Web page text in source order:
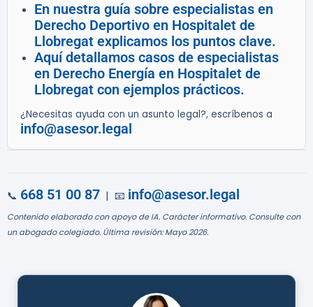
En nuestra guía sobre especialistas en
Derecho Deportivo en Hospitalet de
Llobregat explicamos los puntos clave.
Aquí detallamos casos de especialistas
en Derecho Energía en Hospitalet de
Llobregat con ejemplos prácticos.
¿Necesitas ayuda con un asunto legal?, escríbenos a
info@asesor.legal
📞 668 51 00 87 | 📧 info@asesor.legal
Contenido elaborado con apoyo de IA. Carácter informativo. Consulte con
un abogado colegiado. Última revisión: Mayo 2026.